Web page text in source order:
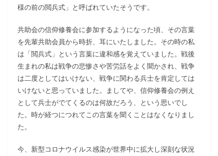
様の前の閲兵式」と呼ばれていたそうです。
共助会の信仰修養会に参加するようになった頃、その言葉
を先輩共助会員から時折、耳にいたしました。その時の私
は「閲兵式」という言葉に違和感を覚えていました。戦後
生まれの私は戦争の悲惨さや苦労話をよく聞かされ、戦争
は二度としてはいけない、戦争に関わる兵士を肯定しては
いけないと思っていました。ましてや、信仰修養会の例え
として兵士がでてくるのは何故だろう、という思いでし
た。時が経つにつれてこの言葉を聞くことはなくなりまし
た。
今、新型コロナウイルス感染が世界中に拡大し深刻な状況